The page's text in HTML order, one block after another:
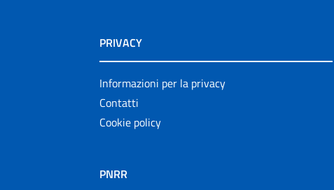
PRIVACY
Informazioni per la privacy
Contatti
Cookie policy
PNRR